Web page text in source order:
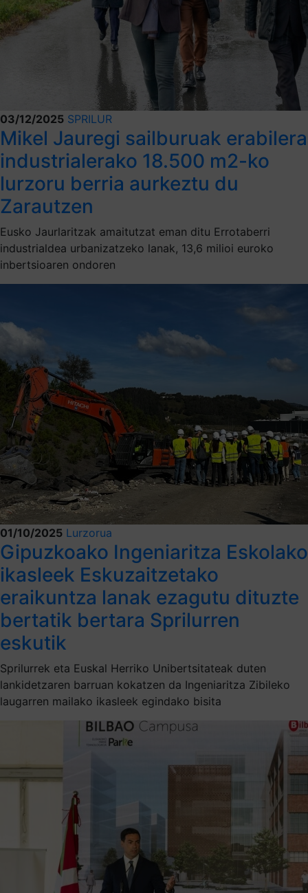
03/12/2025 SPRILUR
Mikel Jauregi sailburuak erabilera
industrialerako 18.500 m2-ko
lurzoru berria aurkeztu du
Zarautzen
Eusko Jaurlaritzak amaitutzat eman ditu Errotaberri
industrialdea urbanizatzeko lanak, 13,6 milioi euroko
inbertsioaren ondoren
01/10/2025 Lurzorua
Gipuzkoako Ingeniaritza Eskolako
ikasleek Eskuzaitzetako
eraikuntza lanak ezagutu dituzte
bertatik bertara Sprilurren
eskutik
Sprilurrek eta Euskal Herriko Unibertsitateak duten
lankidetzaren barruan kokatzen da Ingeniaritza Zibileko
laugarren mailako ikasleek egindako bisita